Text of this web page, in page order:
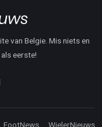
van Belgie. Mis niets en
eerste!
FootNews WielerNieuws